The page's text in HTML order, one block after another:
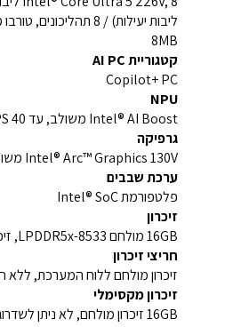
8MB
קטגוריית AI PC
Copilot+ PC
NPU
Intel® AI Boost משולב, עד 40 TOPS
גרפיקה
Intel® Arc™ Graphics 130V משולב
ערכת שבבים
פלטפורמת Intel® SoC
זיכרון
16GB מולחם LPDDR5x-8533, זיכרון MoP
חריצי זיכרון
זיכרון מולחם ללוח המערכת, ללא
זיכרון מקסימלי
16GB זיכרון מולחם, לא ניתן לשדרוג